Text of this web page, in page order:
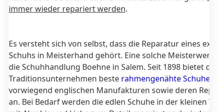
immer wieder repariert werden.
Es versteht sich von selbst, dass die Reparatur eines
Schuhs in Meisterhand gehört. Eine solche
die Schuhhandlung Boehne in Salem. Seit 1898 bietet
Traditionsunternehmen beste rahmengenähte Schuhe
vorwiegend englischen Manufakturen sowie deren
an. Bei Bedarf werden die edlen Schuhe in der kleinen